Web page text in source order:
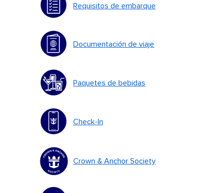
Requisitos de embarque
Documentación de viaje
Paquetes de bebidas
Check-In
Crown & Anchor Society